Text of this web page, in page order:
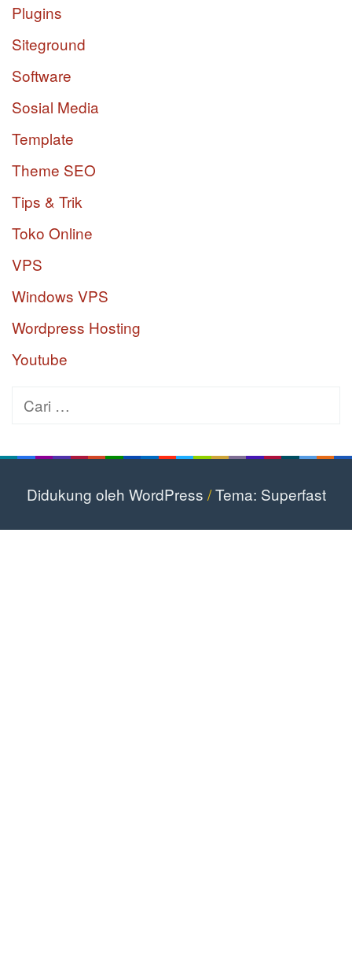
Plugins
Siteground
Software
Sosial Media
Template
Theme SEO
Tips & Trik
Toko Online
VPS
Windows VPS
Wordpress Hosting
Youtube
Cari
Didukung oleh WordPress /Tema: Superfast